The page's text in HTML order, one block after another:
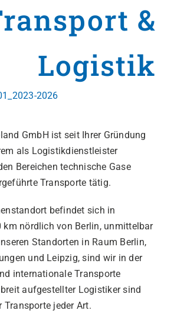
&
Logistik
2026
GmbH ist seit Ihrer Gründung
als Logistikdienstleister
Bereichen technische Gase
Transporte tätig.
befindet sich in
km nördlich von Berlin, unmittelbar
Standorten in Raum Berlin,
und Leipzig, sind wir in der
internationale Transporte
aufgestellter Logistiker sind
Transporte jeder Art.